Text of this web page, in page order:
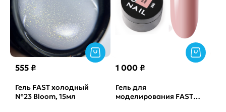
555 ₽
Гель FAST холодный
№23 Bloom, 15мл
1 000 ₽
Гель для
моделирования FAST